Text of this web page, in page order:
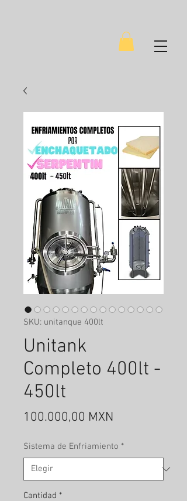
SKU: unitanque 400lt
Unitank
Completo 400lt -
450lt
100.000,00 MXN
Sistema de Enfriamiento *
Cantidad *